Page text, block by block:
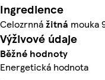
Ingredience
Celozrnnážitná mouka
Výživové údaje
Běžné hodnoty
Energetická hodnota